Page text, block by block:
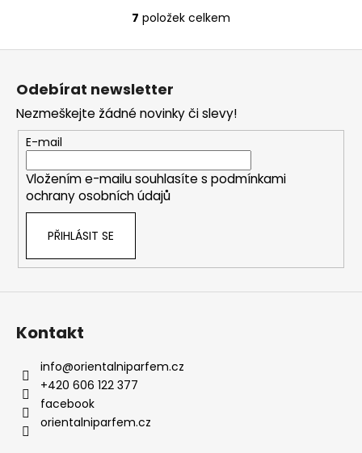
O
v
a
c
í
p
r
ý
p
7 položek celkem
Odebírat newsletter
Nezmeškejte žádné novinky či slevy!
E-mail
Vložením e-mailu souhlasíte s podmínkami
ochrany osobních údajů
PŘIHLÁSIT SE
Kontakt
info@orientalniparfem.cz
+420 606 122 377
facebook
orientalniparfem.cz